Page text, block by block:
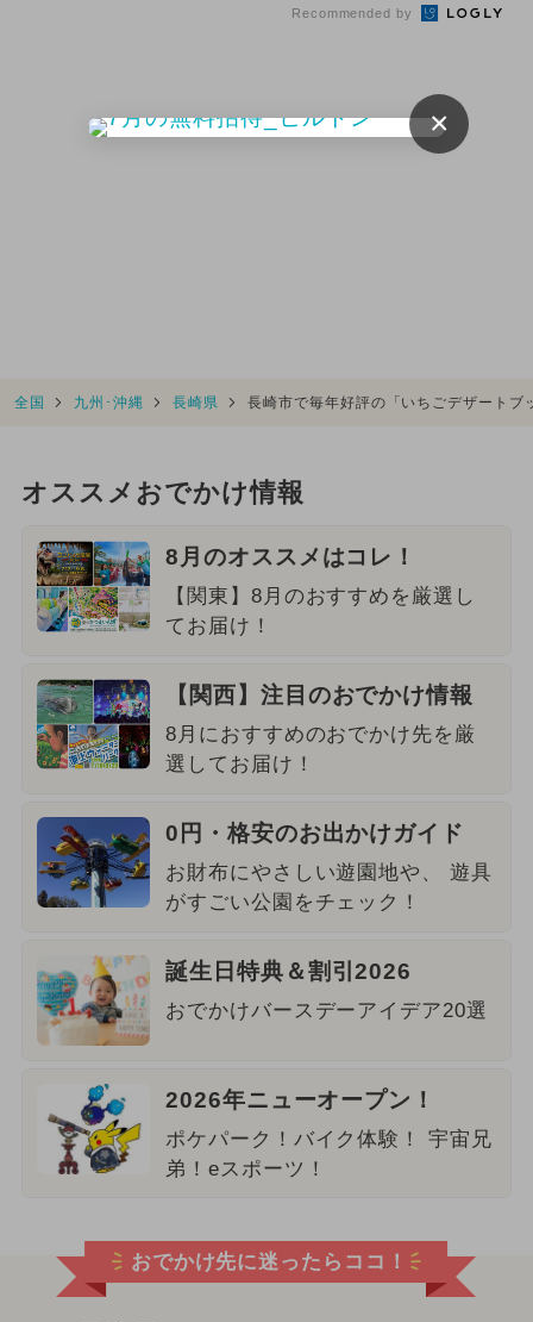
Recommended by
全国 九州･沖縄 長崎県 長崎市で毎年好評の「いちごデザート
オススメおでかけ情報
8月のオススメはコレ！
【関東】8月のおすすめを厳選し
てお届け！
【関西】注目のおでかけ情報
8月におすすめのおでかけ先を厳
選してお届け！
0円・格安のお出かけガイド
お財布にやさしい遊園地や、 遊具
がすごい公園をチェック！
誕生日特典＆割引2026
おでかけバースデーアイデア20選
2026年ニューオープン！
ポケパーク！バイク体験！ 宇宙兄
弟！eスポーツ！
おでかけ先に迷ったらココ！
×